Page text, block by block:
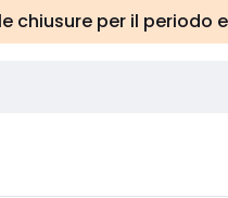
chiusure per il periodo